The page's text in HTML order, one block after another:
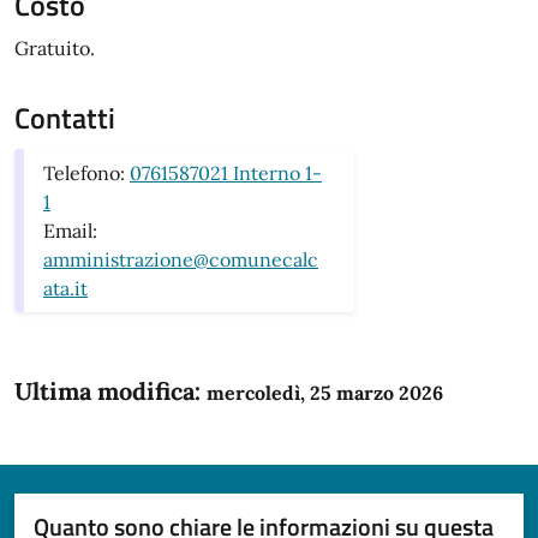
Gratuito.
Contatti
Telefono: 0761587021 Interno 1-
1
Email:
amministrazione@comunecalc
ata.it
Ultima modifica: mercoledì, 25 marzo 2026
Quanto sono chiare le informazioni su questa